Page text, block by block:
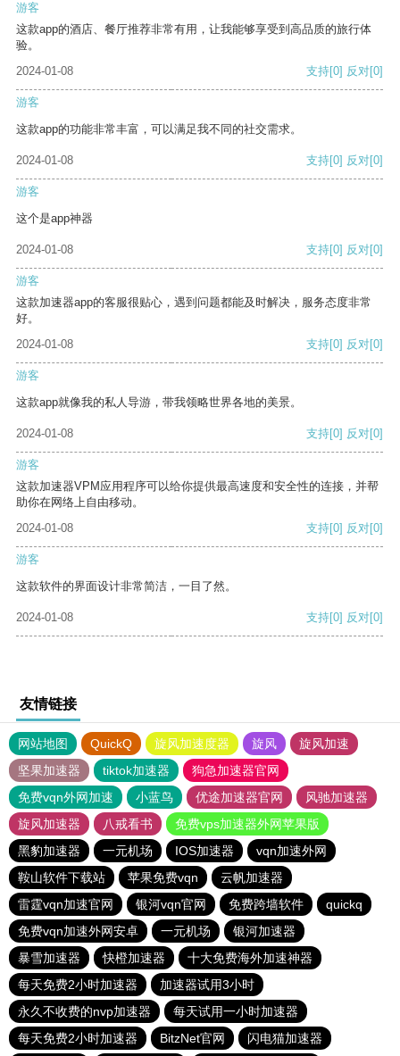
游客
这款app的酒店、餐厅推荐非常有用，让我能够享受到高品质的旅行体
验。
2024-01-08
支持[0] 反对[0]
游客
这款app的功能非常丰富，可以满足我不同的社交需求。
2024-01-08 支持[0] 反对[0]
游客
这个是app神器
2024-01-08 支持[0] 反对[0]
游客
这款加速器app的客服很贴心，遇到问题都能及时解决，服务态度非常
好。
2024-01-08
支持[0] 反对[0]
游客
这款app就像我的私人导游，带我领略世界各地的美景。
2024-01-08 支持[0] 反对[0]
游客
这款加速器VPM应用程序可以给你提供最高速度和安全性的连接，并帮
助你在网络上自由移动。
2024-01-08
支持[0] 反对[0]
游客
这款软件的界面设计非常简洁，一目了然。
2024-01-08 支持[0] 反对[0]
友情链接
网站地图 QuickQ 旋风加速度器 旋风
旋风加速
坚果加速器
tiktok加速器
狗急加速器官网
免费vqn外网加速
小蓝鸟 优途加速器官网
风驰加速器
旋风加速器
八戒看书
免费vps加速器外网苹果版
黑豹加速器
一元机场 IOS加速器
vqn加速外网
鞍山软件下载站
苹果免费vqn
云帆加速器
雷霆vqn加速官网
银河vqn官网 免费跨墙软件
quickq
免费vqn加速外网安卓
一元机场
银河加速器
暴雪加速器
快橙加速器
十大免费海外加速神器
每天免费2小时加速器
加速器试用3小时
永久不收费的nvp加速器
每天试用一小时加速器
每天免费2小时加速器
BitzNet官网 闪电猫加速器